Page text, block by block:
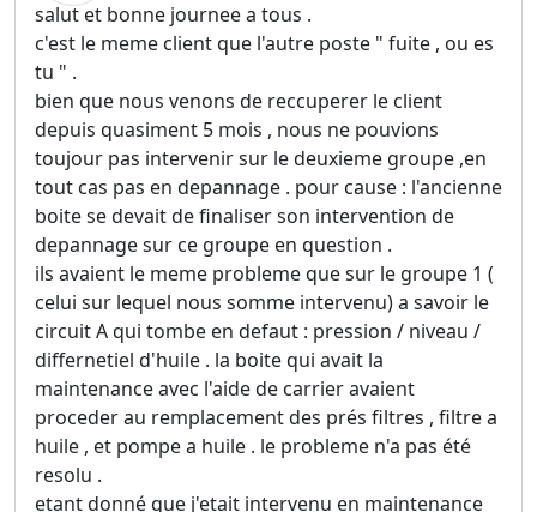
salut et bonne journee a tous .
c'est le meme client que l'autre poste " fuite , ou es
tu " .
bien que nous venons de reccuperer le client
depuis quasiment 5 mois , nous ne pouvions
toujour pas intervenir sur le deuxieme groupe ,en
tout cas pas en depannage . pour cause : l'ancienne
boite se devait de finaliser son intervention de
depannage sur ce groupe en question .
ils avaient le meme probleme que sur le groupe 1 (
celui sur lequel nous somme intervenu) a savoir le
circuit A qui tombe en defaut : pression / niveau /
differnetiel d'huile . la boite qui avait la
maintenance avec l'aide de carrier avaient
proceder au remplacement des prés filtres , filtre a
huile , et pompe a huile . le probleme n'a pas été
resolu .
etant donné que j'etait intervenu en maintenance